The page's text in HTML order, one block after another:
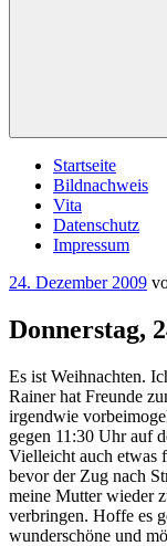
Startseite
Bildnachweis
Vita
Datenschutz
Impressum
Veröffentlicht
24. Dezember 2009
Donnerstag,
Es ist Weihnachten.
Rainer hat Freunde
irgendwie
gegen 11:30 Uhr auf
Vielleicht auch etwas
bevor der Zug nach
meine Mutter wieder
verbringen. Hoffe es
wunderschöne und